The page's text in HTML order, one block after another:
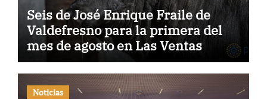
Seis de José Enrique Fraile de
Valdefresno para la primera del
mes de agosto en Las Ventas
Noticias